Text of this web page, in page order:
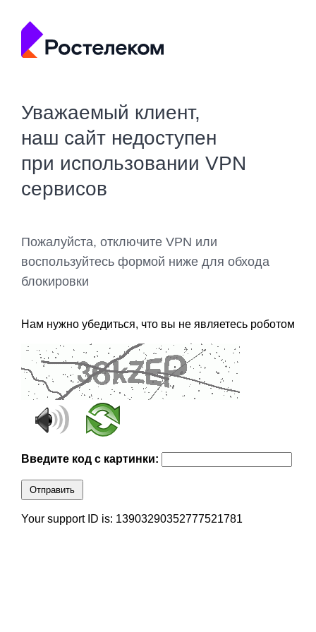
Уважаемый клиент,
наш сайт недоступен
при использовании VPN
сервисов
Пожалуйста, отключите VPN или
воспользуйтесь формой ниже для обхода
блокировки
Нам нужно убедиться, что вы не являетесь роботом
Введите код с картинки:
Отправить
Your support ID is: 13903290352777521781